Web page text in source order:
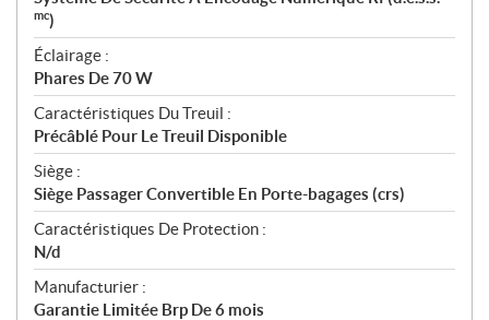
mc)
Éclairage :
Phares De 70 W
Caractéristiques Du Treuil :
Précâblé Pour Le Treuil Disponible
Siège :
Siège Passager Convertible En Porte-bagages (crs)
Caractéristiques De Protection :
N/d
Manufacturier :
Garantie Limitée Brp De 6 mois